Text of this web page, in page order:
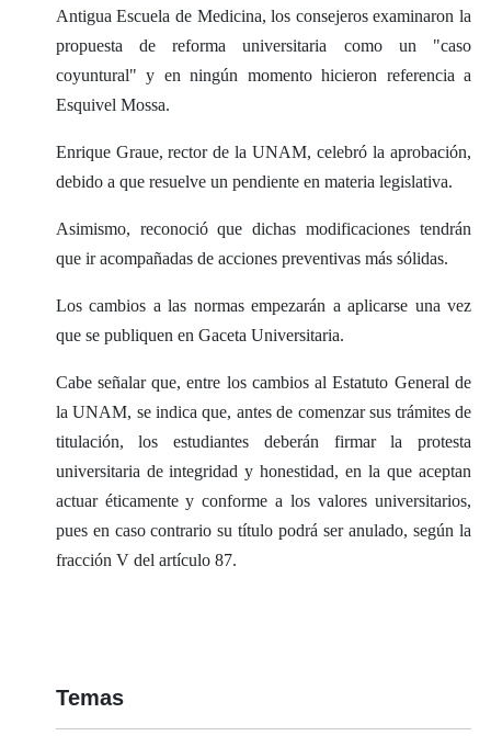
Antigua Escuela de Medicina, los consejeros examinaron la
propuesta de reforma universitaria como un "caso
coyuntural" y en ningún momento hicieron referencia a
Esquivel Mossa.
Enrique Graue, rector de la UNAM, celebró la aprobación,
debido a que resuelve un pendiente en materia legislativa.
Asimismo, reconoció que dichas modificaciones tendrán
que ir acompañadas de acciones preventivas más sólidas.
Los cambios a las normas empezarán a aplicarse una vez
que se publiquen en Gaceta Universitaria.
Cabe señalar que, entre los cambios al Estatuto General de
la UNAM, se indica que, antes de comenzar sus trámites de
titulación, los estudiantes deberán firmar la protesta
universitaria de integridad y honestidad, en la que aceptan
actuar éticamente y conforme a los valores universitarios,
pues en caso contrario su título podrá ser anulado, según la
fracción V del artículo 87.
Temas